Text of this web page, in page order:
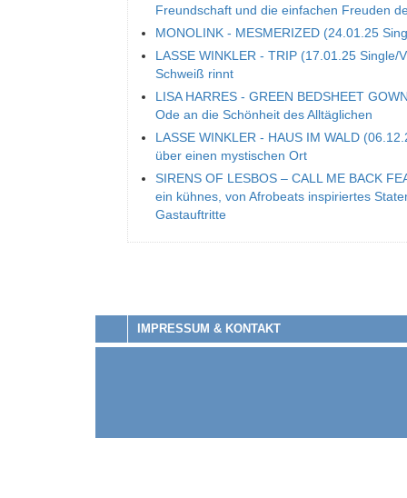
Freundschaft und die einfachen Freuden
MONOLINK - MESMERIZED (24.01.25
LASSE WINKLER - TRIP (17.01.25
Schweiß rinnt
LISA HARRES - GREEN BEDSHEET
Ode an die Schönheit des Alltäglichen
LASSE WINKLER - HAUS IM WALD
über einen mystischen Ort
SIRENS OF LESBOS – CALL ME BACK
ein kühnes, von Afrobeats inspiriertes
Gastauftritte
IMPRESSUM & KONTAKT